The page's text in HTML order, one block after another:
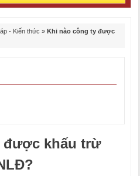
- Kiến thức » Khi nào công ty được
được khấu trừ